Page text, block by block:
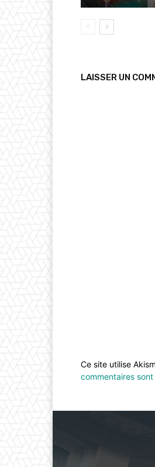
LAISSER UN
Ce site utilise
commentaires